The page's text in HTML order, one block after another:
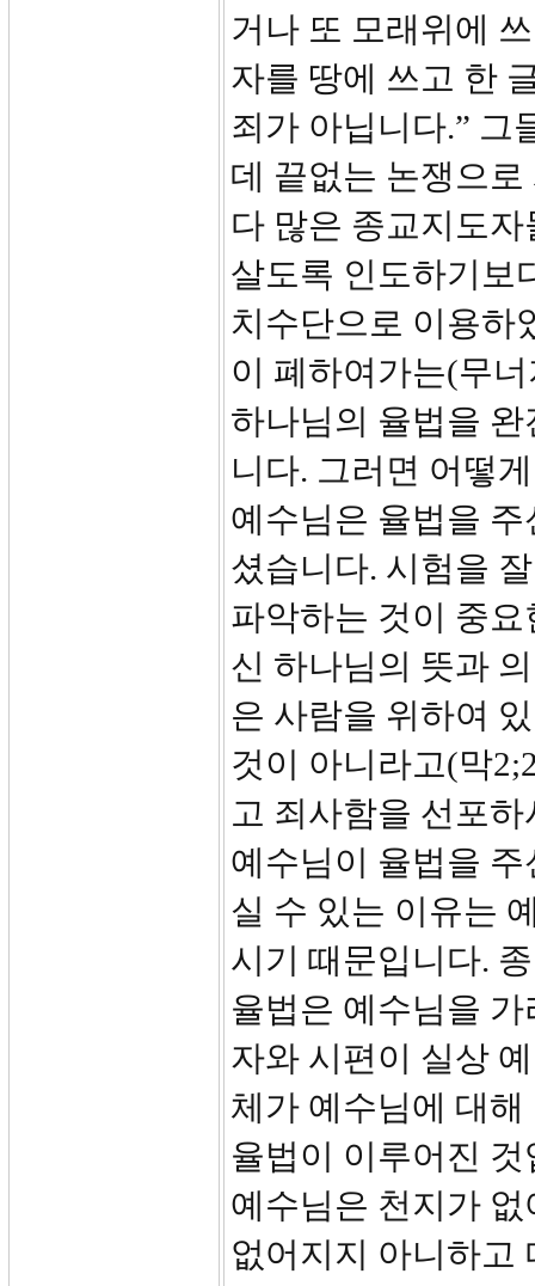
거나 또 모래위에
자를 땅에 쓰고 한
죄가 아닙니다.” 그
데 끝없는 논쟁으
다 많은 종교지도
살도록 인도하기보
치수단으로 이용하
이 폐하여가는(무
하나님의 율법을
니다. 그러면 어떻
예수님은 율법을
셨습니다. 시험을
파악하는 것이 중
신 하나님의 뜻과
은 사람을 위하여
것이 아니라고(막
고 죄사함을 선포
예수님이 율법을
실 수 있는 이유는
시기 때문입니다.
율법은 예수님을
자와 시편이 실상
체가 예수님에 대
율법이 이루어진 것
예수님은 천지가
없어지지 아니하고